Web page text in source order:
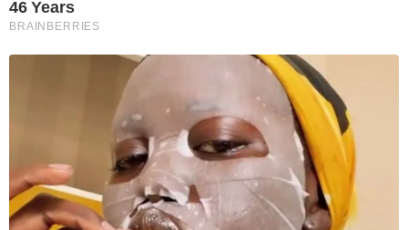
46 Years
BRAINBERRIES